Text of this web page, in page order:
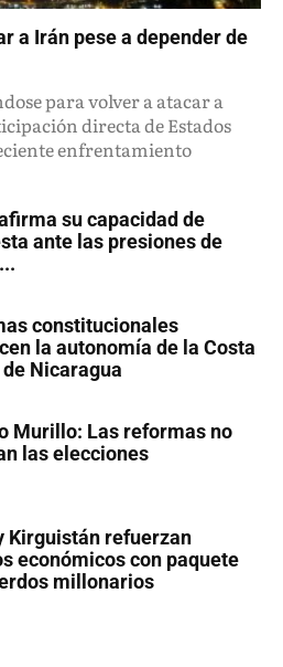
a Irán pese a depender de
para volver a atacar a
directa de Estados
enfrentamiento
su capacidad de
ante las presiones de
constitucionales
la autonomía de la Costa
Nicaragua
Murillo: Las reformas no
las elecciones
Kirguistán refuerzan
económicos con paquete
millonarios